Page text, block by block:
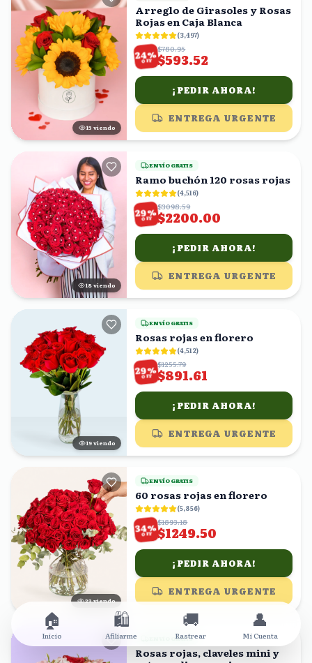
14 viendo
Arreglo de Girasoles y Rosas
Rojas en Caja Blanca
(3,497)
24%
OFF
$780.95
$593.52
¡PEDIR AHORA!
ENTREGA URGENTE
18 viendo
ENVÍO GRATIS
Ramo buchón 120 rosas rojas
(4,516)
29%
OFF
$3098.59
$2200.00
¡PEDIR AHORA!
ENTREGA URGENTE
20 viendo
ENVÍO GRATIS
Rosas rojas en florero
(4,512)
29%
OFF
$1255.79
$891.61
¡PEDIR AHORA!
ENTREGA URGENTE
22viendo
ENVÍO GRATIS
60 rosas rojas en florero
(5,856)
34%
OFF
$1893.18
$1249.50
¡PEDIR AHORA!
ENTREGA URGENTE
ENVÍO GRATIS
Rosas rojas, claveles mini y
🏠
Inicio
🛍️
Afiliarme
🚚
Rastrear
👤
Mi Cuenta